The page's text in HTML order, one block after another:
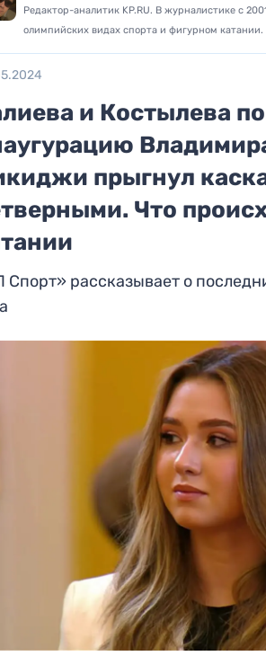
Редактор-аналитик KP.RU. В журналистике с
олимпийских видах спорта и фигурном катании.
и Костылева
прыгнул
Что
Спорт» рассказывает о